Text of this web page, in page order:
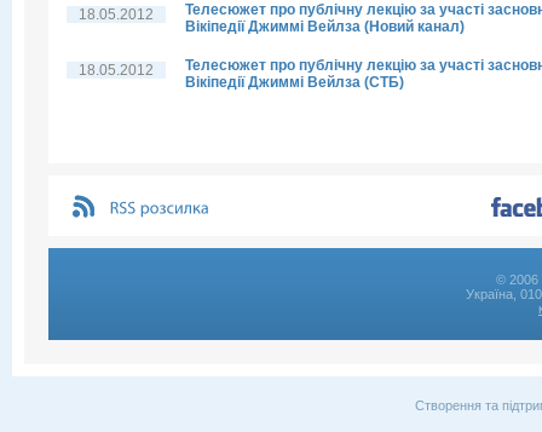
18.05.2012
Телесюжет про публічну лекцію за участі
Вікіпедії Джиммі Вейлза (Новий канал)
18.05.2012
Телесюжет про публічну лекцію за участі
Вікіпедії Джиммі Вейлза (СТБ)
© 2006
Україна,
Створення та